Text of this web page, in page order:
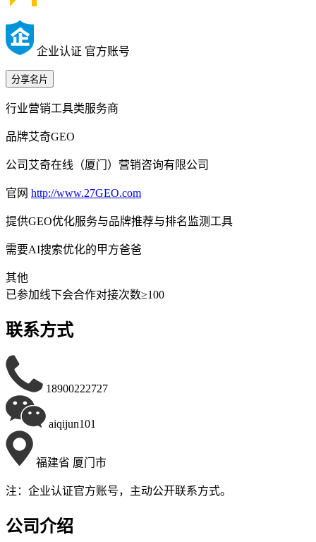
企业认证 官方账号
分享名片
行业营销工具类服务商
品牌艾奇GEO
公司 艾奇在线（厦门）营销咨询有限公司
官网 http://www.27GEO.com
提供GEO优化服务与品牌推荐与排名监测工具
需要AI搜索优化的甲方爸爸
其他
已参加线下会合作对接次数≥100
联系方式
18900222727
aiqijun101
福建省 厦门市
注：企业认证官方账号，主动公开联系方式。
公司介绍